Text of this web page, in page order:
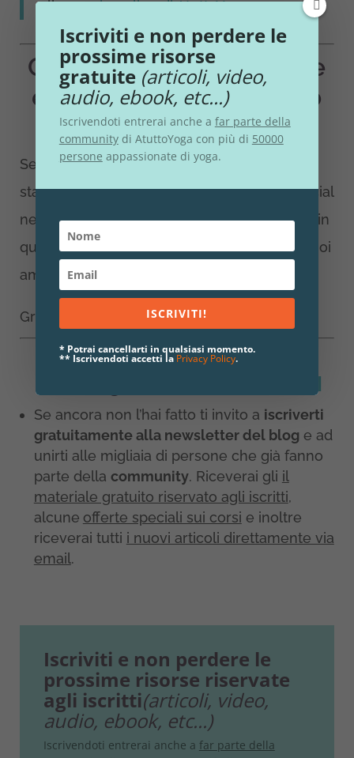
allascuola online di AtuttoYoga.
Condividi la tua passione
e aiutami a diffondere lo
yoga
Se questo video-articolo ti è piaciuto e ti è
stato utile, ti invito a condividerlo nel tuo social
network preferito tramite i pulsanti appositi, in
questo modo lo potranno leggere anche i tuoi
amici e sarà utile anche a loro.
Grazie e namaste!
Prima volta su AtuttoYoga?
CLICCA QUI
Se ancora non l’hai fatto ti invito a iscriverti
gratuitamente alla newsletter del blog e ad
unirti alle migliaia di persone che già fanno
parte della community. Riceverai gli il
materiale gratuito riservato agli iscritti,
alcune offerte speciali sui corsi e inoltre
riceverai tutti i nuovi articoli direttamente via
email.
Iscriviti e non perdere le
prossime risorse riservate
agli iscritti(articoli, video,
audio, ebook, etc...)
Iscrivendoti entrerai anche a far parte della
Iscriviti e non perdere le
prossime risorse
gratuite (articoli, video,
audio, ebook, etc...)
Iscrivendoti entrerai anche a far parte della
communitydi AtuttoYoga con più di 50000
persone appassionate di yoga.
ISCRIVITI!
* Potrai cancellarti in qualsiasi momento.
** Iscrivendoti accetti la Privacy Policy.